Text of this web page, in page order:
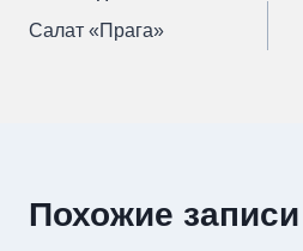
по
Салат «Прага»
Похожие записи